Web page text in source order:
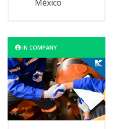
México
IN COMPANY